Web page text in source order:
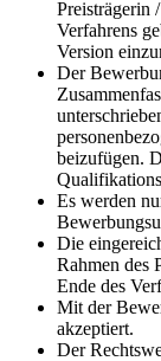
Preisträgerin
Verfahrens
Version
Der
beizufügen.
Es werden
Die
Rahmen des
Ende des
Mit der
akzeptiert.
Der